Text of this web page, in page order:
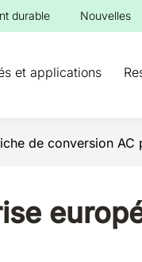
durable Nouvelles
et applications
de conversion AC